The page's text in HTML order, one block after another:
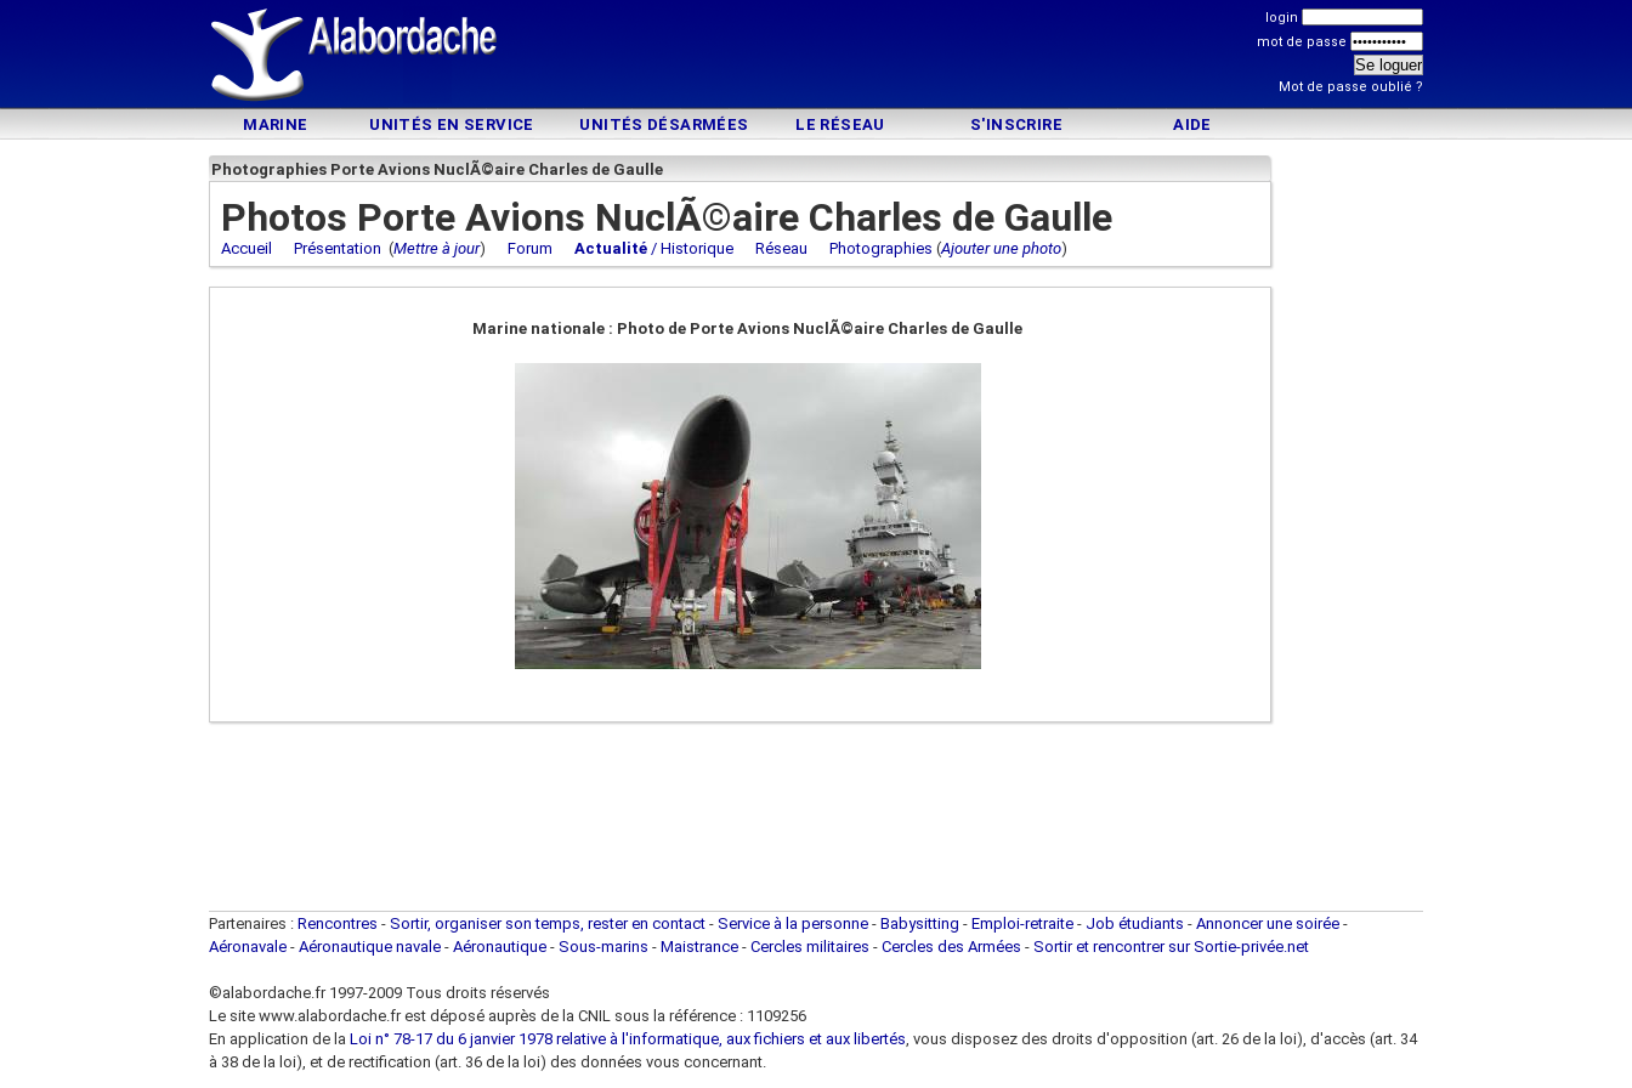
login
mot de passe
Mot de passe oublié ?
MARINE UNITÉS EN SERVICE UNITÉS DÉSARMÉES LE RÉSEAU S'INSCRIRE AIDE
Photographies Porte Avions NuclÃ©aire Charles de Gaulle
Photos Porte Avions NuclÃ©aire Charles de Gaulle
Accueil Présentation (Mettre à jour) Forum Actualité / Historique Réseau Photographies (Ajouter une photo)
Marine nationale : Photo de Porte Avions NuclÃ©aire Charles de Gaulle
Partenaires : Rencontres - Sortir, organiser son temps, rester en contact - Service à la personne - Babysitting - Emploi-retraite - Job étudiants - Annoncer une soirée -
Aéronavale - Aéronautique navale - Aéronautique - Sous-marins - Maistrance - Cercles militaires - Cercles des Armées - Sortir et rencontrer sur Sortie-privée.net
©alabordache.fr 1997-2009 Tous droits réservés
Le site www.alabordache.fr est déposé auprès de la CNIL sous la référence : 1109256
En application de la Loi n° 78-17 du 6 janvier 1978 relative à l'informatique, aux fichiers et aux libertés, vous disposez des droits d'opposition (art. 26 de la loi), d'accès (art. 34
à 38 de la loi), et de rectification (art. 36 de la loi) des données vous concernant.